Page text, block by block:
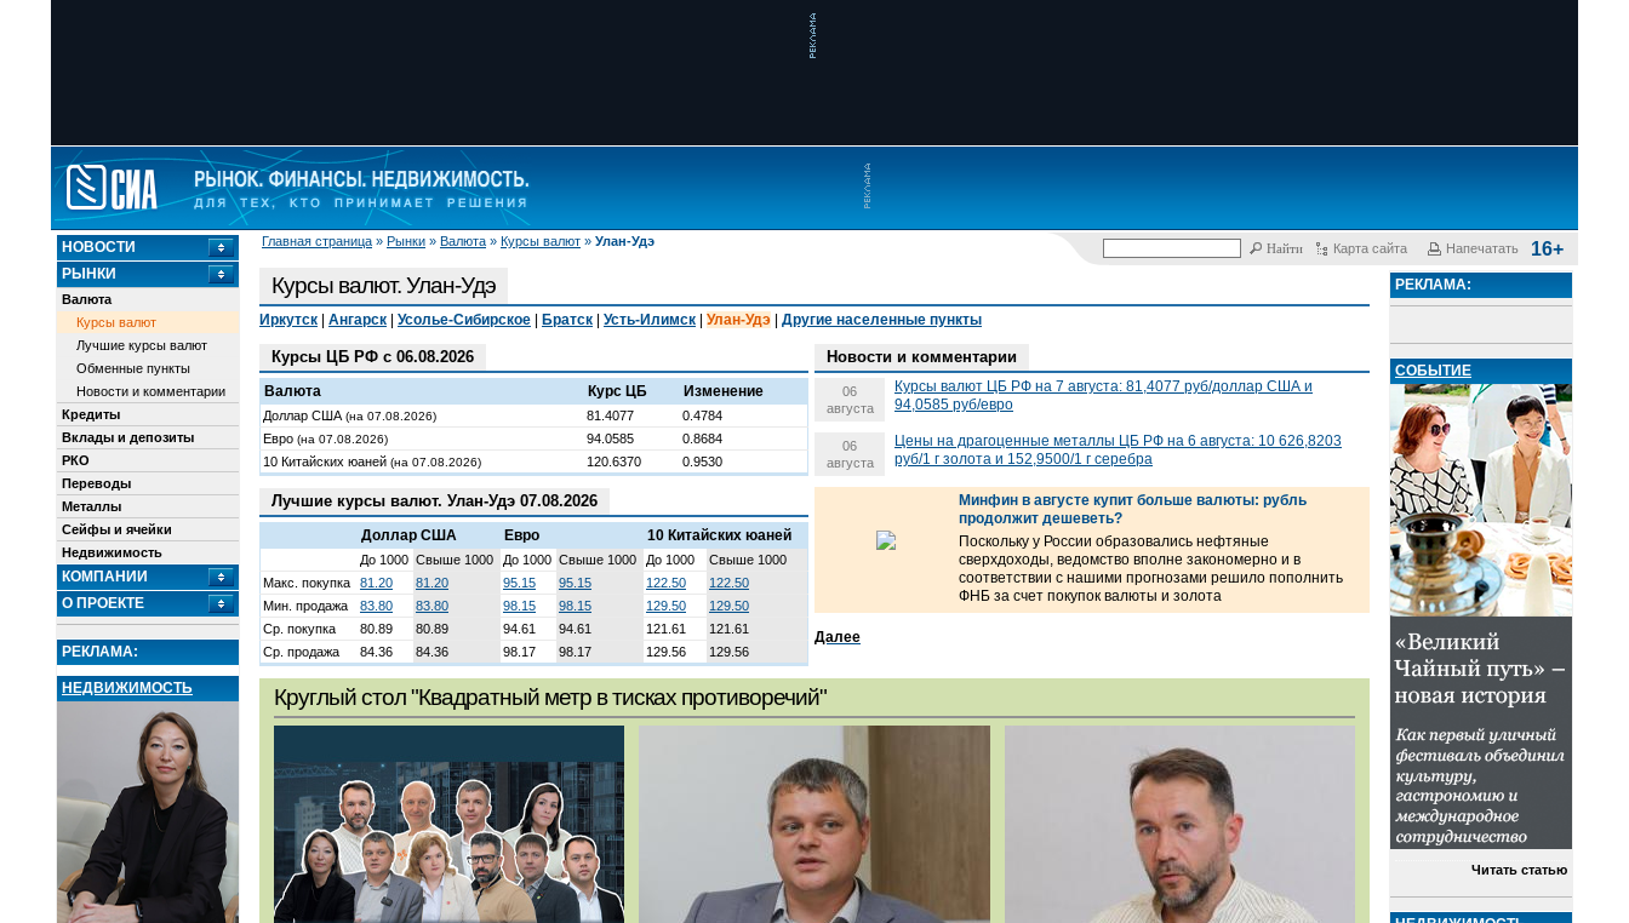
Главная страница » Рынки » Валюта » Курсы валют » Улан-Удэ
Карта сайта Напечатать 16+
НОВОСТИ
РЫНКИ
Валюта
Курсы валют
Лучшие курсы валют
Обменные пункты
Новости и комментарии
Кредиты
Вклады и депозиты
РКО
Переводы
Металлы
Сейфы и ячейки
Недвижимость
КОМПАНИИ
О ПРОЕКТЕ
РЕКЛАМА:
НЕДВИЖИМОСТЬ
Курсы валют. Улан-Удэ
Иркутск Ангарск Усолье-Сибирское Братск Усть-Илимск Улан-Удэ Другие населенные пункты
Курсы ЦБ РФ с 06.08.2026
Валюта Курс ЦБ Изменение
Доллар США (на 07.08.2026) 81.4077
0.4784
Евро (на 07.08.2026) 94.0585
0.8684
10 Китайских юаней (на 07.08.2026) 120.6370 0.9530
Новости и комментарии
06
августа
Курсы валют ЦБ РФ на 7 августа: 81,4077 руб/доллар США и
94,0585 руб/евро
06
августа
Цены на драгоценные металлы ЦБ РФ на 6 августа: 10 626,8203
руб/1 г золота и 152,9500/1 г серебра
Минфин в августе купит больше валюты: рубль
продолжит дешеветь?
Поскольку у России образовались нефтяные
сверхдоходы, ведомство вполне закономерно и в
соответствии с нашими прогнозами решило пополнить
ФНБ за счет покупок валюты и золота
Далее
Лучшие курсы валют. Улан-Удэ 07.08.2026
Доллар США Евро 10 Китайских юаней
До 1000 Свыше 1000 До 1000 Свыше 1000 До 1000
Свыше 1000
Макс. покупка
81.20 81.20 95.15 95.15 122.50
122.50
Мин. продажа
83.80 83.80 98.15 98.15 129.50
129.50
Ср. покупка
80.89 80.89 94.61 94.61 121.61
121.61
Ср. продажа
84.36 84.36 98.17 98.17 129.56 129.56
Круглый стол "Квадратный метр в тисках противоречий"
РЕКЛАМА:
СОБЫТИЕ
Читать статью